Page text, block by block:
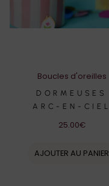
Boucles d'oreilles
DORMEUSES
ARC-EN-CIEL
25.00€
AJOUTER AU PANIER